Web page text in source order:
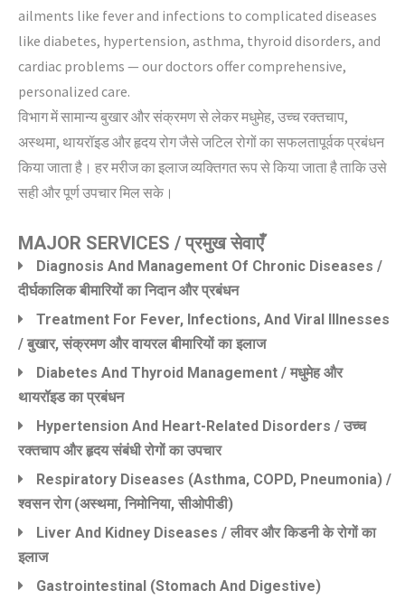
ailments like fever and infections to complicated diseases
like diabetes, hypertension, asthma, thyroid disorders, and
cardiac problems — our doctors offer comprehensive,
personalized care.
विभाग में सामान्य बुखार और संक्रमण से लेकर मधुमेह, उच्च रक्तचाप,
अस्थमा, थायरॉइड और हृदय रोग जैसे जटिल रोगों का सफलतापूर्वक प्रबंधन
किया जाता है। हर मरीज का इलाज व्यक्तिगत रूप से किया जाता है ताकि उसे
सही और पूर्ण उपचार मिल सके।
MAJOR SERVICES / प्रमुख सेवाएँ
Diagnosis And Management Of Chronic Diseases /
दीर्घकालिक बीमारियों का निदान और प्रबंधन
Treatment For Fever, Infections, And Viral Illnesses
/ बुखार, संक्रमण और वायरल बीमारियों का इलाज
Diabetes And Thyroid Management / मधुमेह और
थायरॉइड का प्रबंधन
Hypertension And Heart-Related Disorders / उच्च
रक्तचाप और हृदय संबंधी रोगों का उपचार
Respiratory Diseases (Asthma, COPD, Pneumonia) /
श्वसन रोग (अस्थमा, निमोनिया, सीओपीडी)
Liver And Kidney Diseases / लीवर और किडनी के रोगों का
इलाज
Gastrointestinal (stomach And Digestive)